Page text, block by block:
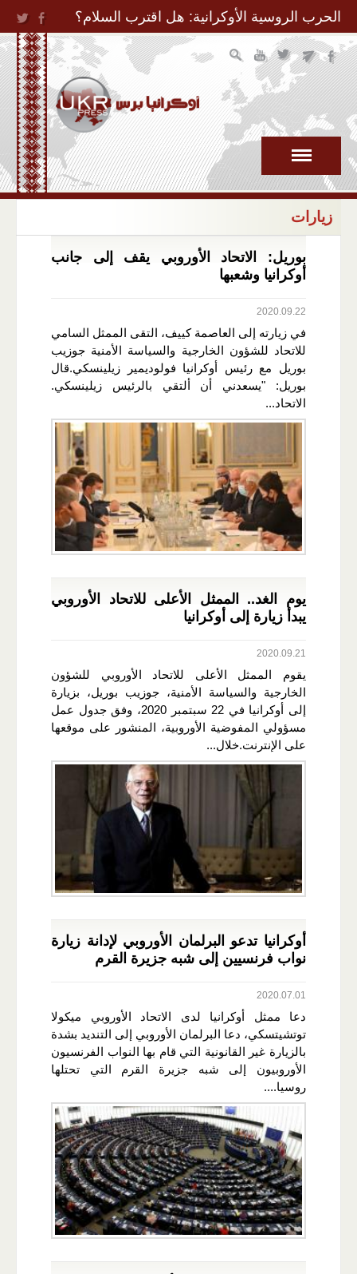
Jump to Navigation
الحرب الروسية الأوكرانية: هل اقترب السلام؟
زيارات
بوريل: الاتحاد الأوروبي يقف إلى جانب
أوكرانيا وشعبها
2020.09.22
في زيارته إلى العاصمة كييف، التقى الممثل السامي
للاتحاد للشؤون الخارجية والسياسة الأمنية جوزيب
بوريل مع رئيس أوكرانيا فولوديمير زيلينسكي.قال
بوريل: "يسعدني أن ألتقي بالرئيس زيلينسكي.
الاتحاد...
يوم الغد.. الممثل الأعلى للاتحاد الأوروبي
يبدأ زيارة إلى أوكرانيا
2020.09.21
يقوم الممثل الأعلى للاتحاد الأوروبي للشؤون
الخارجية والسياسة الأمنية، جوزيب بوريل، بزيارة
إلى أوكرانيا في 22 سبتمبر 2020، وفق جدول عمل
مسؤولي المفوضية الأوروبية، المنشور على موقعها
على الإنترنت.خلال...
أوكرانيا تدعو البرلمان الأوروبي لإدانة زيارة
نواب فرنسيين إلى شبه جزيرة القرم
2020.07.01
دعا ممثل أوكرانيا لدى الاتحاد الأوروبي ميكولا
توتشيتسكي، دعا البرلمان الأوروبي إلى التنديد بشدة
بالزيارة غير القانونية التي قام بها النواب الفرنسيون
الأوروبيون إلى شبه جزيرة القرم التي تحتلها
روسيا....